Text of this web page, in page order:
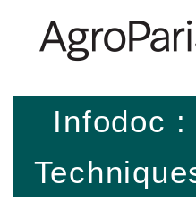
Infodoc :